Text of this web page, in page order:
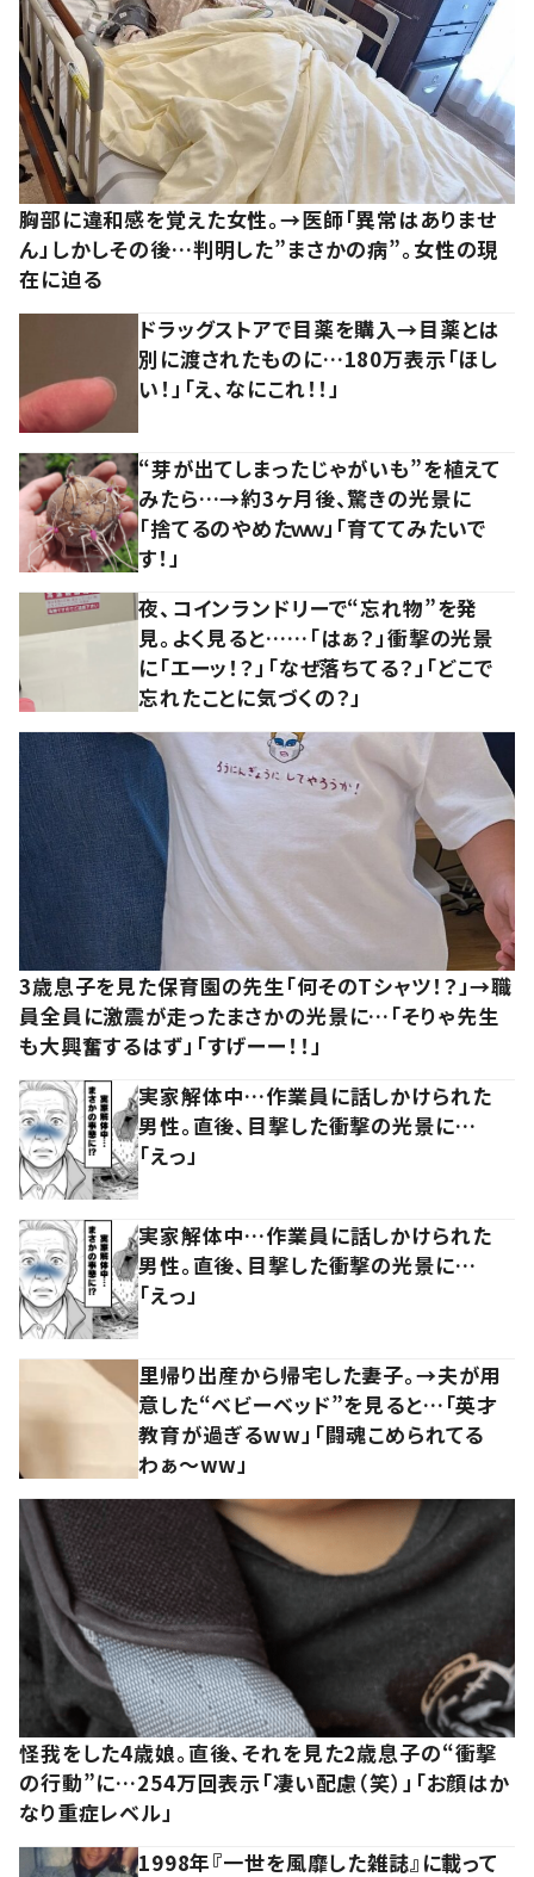
胸部に違和感を覚えた女性。→医師「異常はありませ
ん」しかしその後…判明した”まさかの病”。女性の現
在に迫る
ドラッグストアで目薬を購入→目薬とは
別に渡されたものに…180万表示「ほし
い！」「え、なにこれ！！」
“芽が出てしまったじゃがいも”を植えて
みたら…→約3ヶ月後、驚きの光景に
「捨てるのやめたｗｗ」「育ててみたいで
す！」
夜、コインランドリーで“忘れ物”を発
見。よく見ると……「はぁ？」衝撃の光景
に「エーッ！？」「なぜ落ちてる？」「どこで
忘れたことに気づくの？」
3歳息子を見た保育園の先生「何そのTシャツ！？」→職
員全員に激震が走ったまさかの光景に…「そりゃ先生
も大興奮するはず」「すげーー！！」
実家解体中…作業員に話しかけられた
男性。直後、目撃した衝撃の光景に…
「えっ」
実家解体中…作業員に話しかけられた
男性。直後、目撃した衝撃の光景に…
「えっ」
里帰り出産から帰宅した妻子。→夫が用
意した“ベビーベッド”を見ると…「英才
教育が過ぎるww」「闘魂こめられてる
わぁ～ww」
怪我をした4歳娘。直後、それを見た2歳息子の“衝撃
の行動”に…254万回表示「凄い配慮（笑）」「お顔はか
なり重症レベル」
1998年『一世を風靡した雑誌』に載って